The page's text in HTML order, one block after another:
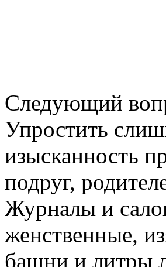
Следующий
Упростить
изысканность
подруг,
Журналы и
женственные,
башни и литры